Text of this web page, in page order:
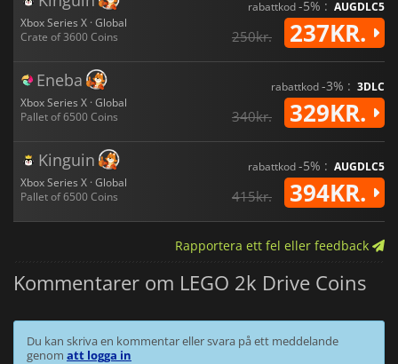
Xbox Series X · Global
Crate of 3600 Coins
rabattkod-5% : AUGDLC5
250kr. 237KR.
Eneba
Xbox Series X · Global
Pallet of 6500 Coins
rabattkod-3% : 3DLC
340kr. 329KR.
Kinguin
Xbox Series X · Global
Pallet of 6500 Coins
rabattkod-5% : AUGDLC5
415kr. 394KR.
Rapportera ett fel eller feedback
Kommentarer om LEGO 2k Drive Coins
Du kan skriva en kommentar eller svara på ett meddelande
genom att logga in